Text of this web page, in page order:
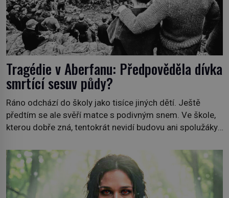
Tragédie v Aberfanu: Předpověděla dívka
smrtící sesuv půdy?
Ráno odchází do školy jako tisíce jiných dětí. Ještě
předtím se ale svěří matce s podivným snem. Ve škole,
kterou dobře zná, tentokrát nevidí budovu ani spolužáky.
později je mrtvá. Mohla devítiletá Zahlédla vlastní
osud? Dne 21. října 1966 se velšská vesnice Aberfan […]